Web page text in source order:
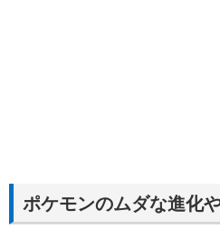
ポケモンのムダな進化